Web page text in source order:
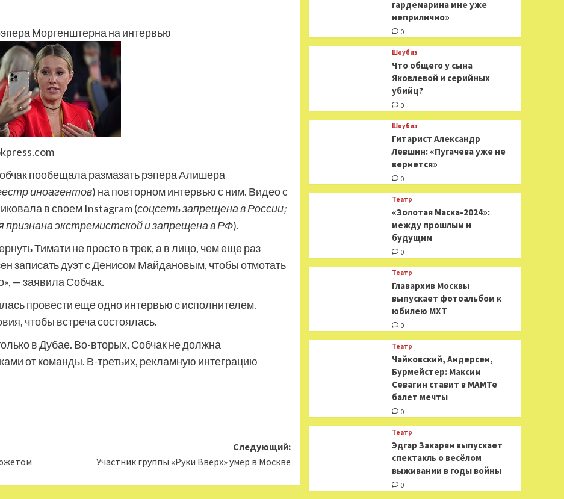
Моргенштерна на интервью
пообещала размазать рэпера Алишера
иноагентов) на повторном интервью с ним. Видео с
в своем Instagram (соцсеть запрещена в России;
экстремистской и запрещена в РФ).
Тимати не просто в трек, а в лицо, чем еще раз
записать дуэт с Денисом Майдановым, чтобы отмотать
— заявила Собчак.
провести еще одно интервью с исполнителем.
чтобы встреча состоялась.
в Дубае. Во-вторых, Собчак не должна
от команды. В-третьих, рекламную интеграцию
Следующий:
Участник группы «Руки Вверх» умер в Москве
гардемарина мне уже
неприлично»
0
Шоубиз
Что общего у сына
Яковлевой и серийных
убийц?
0
Шоубиз
Гитарист Александр
Левшин: «Пугачева уже не
вернется»
0
Театр
«Золотая Маска-2024»:
между прошлым и
будущим
0
Театр
​​Главархив Москвы
выпускает фотоальбом к
юбилею МХТ
0
Театр
​​Чайковский, Андерсен,
Бурмейстер: Максим
Севагин ставит в МАМТе
балет мечты
0
Театр
Эдгар Закарян выпускает
спектакль о весёлом
выживании в годы войны
0